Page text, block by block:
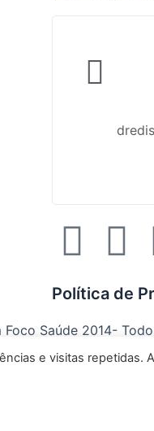
F
a
c
e
I
n
s
t
Política de
Foco Saúde 2014-
e visitas repetidas.